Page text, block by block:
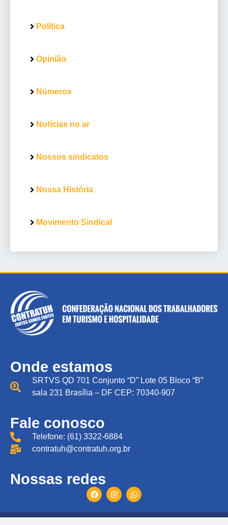
Política
Opinião
Números
Notícias no ar
Nossos sindicatos
Nossa História
Movimento Sindical
Onde estamos
SRTVS QD 701 Conjunto “D” Lote 05 Bloco “B”
sala 231 Brasília – DF CEP: 70340-907
Fale conosco
Telefone: (61) 3322-6884
contratuh@contratuh.org.br
Nossas redes